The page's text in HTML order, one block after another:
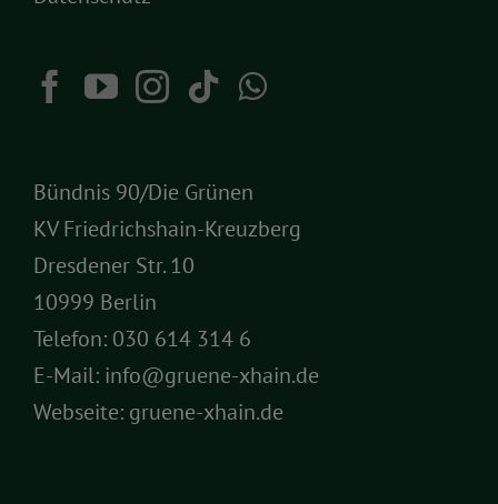
Bündnis 90/Die Grünen
KV Friedrichshain-Kreuzberg
Dresdener Str. 10
10999 Berlin
Telefon: 030 614 314 6
E-Mail: info@gruene-xhain.de
Webseite: gruene-xhain.de